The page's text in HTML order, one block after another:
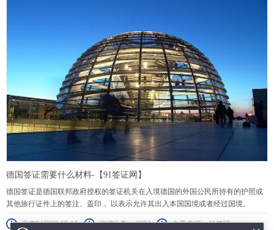
德国签证需要什么材料-【91签证网】
德国签证是德国联邦政府授权的签证机关在入境德国的外国公民所持有的护照或
其他旅行证件上的签注、盖印， 以表示允许其出入本国国境或者经过国境。
发布时间23-10-16 浏览次数：6834 文章来源：91签证